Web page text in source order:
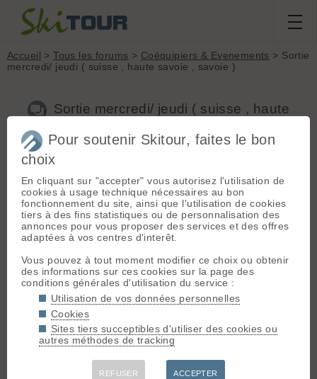
Accueil >Tous les forums > Coéquipiers & Evenements > Sortie
mercredi/ jeudi ( suisse , haute savoie , savoie )
Sortie mercredi/ jeudi ( suisse , haute
M
Moontaigne[27posts] - Le 12/12/2016 21:44
Salut , je suis dispo 2 jour , je pensais me faire 2jour de ski
avec nuit en refuge ! Pas encore d'idée définit , j'avais penser
aller en direction du grand st bernard , ou peut être haute
Si t'a une idée je suis preneur !!
06 76 09 69 29
Connectez-vous pour poster
Pour soutenir Skitour, faites le bon
choix
En cliquant sur "accepter" vous autorisez l'utilisation de
cookies à usage technique nécessaires au bon
fonctionnement du site, ainsi que l'utilisation de cookies
tiers à des fins statistiques ou de personnalisation des
annonces pour vous proposer des services et des offres
adaptées à vos centres d'interêt.
Vous pouvez à tout moment modifier ce choix ou obtenir
des informations sur ces cookies sur la page des
conditions générales d'utilisation du service :
Utilisation de vos données personnelles
Cookies
Sites tiers succeptibles d'utiliser des cookies ou
autres méthodes de tracking
REFUSER ACCEPTER